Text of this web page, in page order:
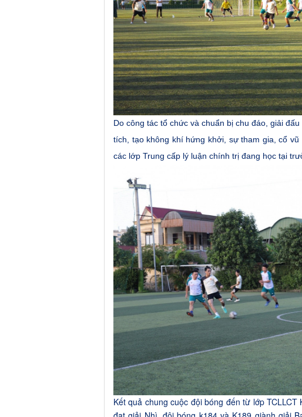
Do công tác tổ chức và chuẩn bị chu đáo, giải
tích, tạo không khí hứng khởi, sự tham gia, cổ
các lớp Trung cấp lý luận chính trị đang học tại
Kết quả chung cuộc đội bóng đến từ lớp TCLLCT